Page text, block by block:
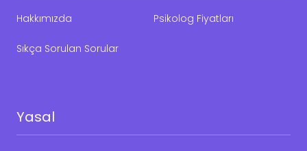
Hakkımızda Psikolog Fiyatları
Sıkça Sorulan Sorular
Yasal